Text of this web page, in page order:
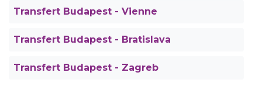
Transfert Budapest - Vienne
Transfert Budapest - Bratislava
Transfert Budapest - Zagreb